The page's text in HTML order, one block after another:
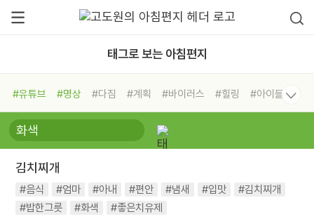
태그로 보는 아침편지
#유튜브 #명상 #다짐 #계획 #바이러스 #힐링
#아이들
#비전캠프
#독서캠프 #삶
#희망
#나눔 #친구 #링컨학교
#독서
#건강
김치찌개
#음식 #엄마 #아내 #편안 #냄새 #입맛
#김치찌개
#밥한그릇
#화색 #좋은치유제